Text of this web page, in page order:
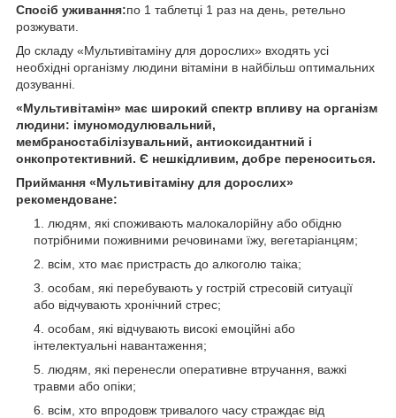
Спосіб уживання:по 1 таблетці 1 раз на день, ретельно
розжувати.
До складу «Мультивітаміну для дорослих» входять усі
необхідні організму людини вітаміни в найбільш оптимальних
дозуванні.
«Мультивітамін» має широкий спектр впливу на організм
людини: імуномодулювальний,
мембраностабілізувальний, антиоксидантний і
онкопротективний. Є нешкідливим, добре переноситься.
Приймання «Мультивітаміну для дорослих»
рекомендоване:
людям, які споживають малокалорійну або обідню
потрібними поживними речовинами їжу, вегетаріанцям;
всім, хто має пристрасть до алкоголю таіка;
особам, які перебувають у гострій стресовій ситуації
або відчувають хронічний стрес;
особам, які відчувають високі емоційні або
інтелектуальні навантаження;
людям, які перенесли оперативне втручання, важкі
травми або опіки;
всім, хто впродовж тривалого часу страждає від